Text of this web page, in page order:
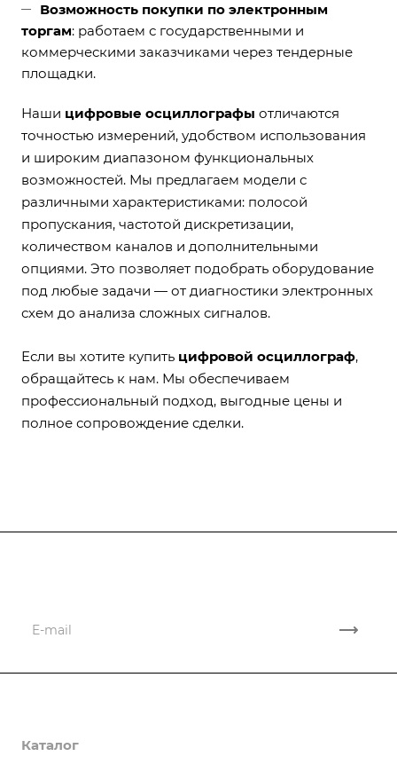
Возможность покупки по электронным
торгам: работаем с государственными и
коммерческими заказчиками через тендерные
площадки.
Наши цифровые осциллографы отличаются
точностью измерений, удобством использования
и широким диапазоном функциональных
возможностей. Мы предлагаем модели с
различными характеристиками: полосой
пропускания, частотой дискретизации,
количеством каналов и дополнительными
опциями. Это позволяет подобрать оборудование
под любые задачи — от диагностики электронных
схем до анализа сложных сигналов.
Если вы хотите купить цифровой осциллограф,
обращайтесь к нам. Мы обеспечиваем
профессиональный подход, выгодные цены и
полное сопровождение сделки.
О компании
Каталог